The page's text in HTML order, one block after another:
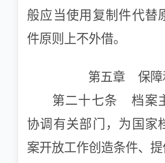
般应当使用复制件代替
件原则上不外借。
第五章 保障
第二十七条 档案
协调有关部门，为国家
案开放工作创造条件、提